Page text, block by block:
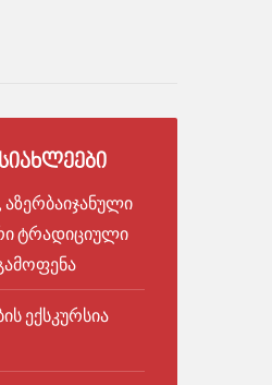
ᲡᲘᲐᲮᲚᲔᲔᲑᲘ
ტრადიციული
ექსკურსია